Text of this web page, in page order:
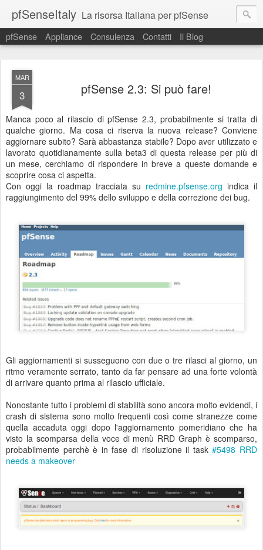
pfSenseItaly La risorsa Italiana per pfSense
pfSense Appliance Consulenza Contatti Il Blog
MAR
3 pfSense 2.3: Si può fare!
Manca poco al rilascio di pfSense 2.3, probabilmente si tratta di
qualche giorno. Ma cosa ci riserva la nuova release? Conviene
aggiornare subito? Sarà abbastanza stabile? Dopo aver utilizzato e
lavorato quotidianamente sulla beta3 di questa release per più di
un mese, cerchiamo di rispondere in breve a queste domande e
scoprire cosa ci aspetta.
Con oggi la roadmap tracciata su redmine.pfsense.org indica il
raggiungimento del 99% dello sviluppo e della correzione dei bug.
Gli aggiornamenti si susseguono con due o tre rilasci al giorno, un
ritmo veramente serrato, tanto da far pensare ad una forte volontà
di arrivare quanto prima al rilascio ufficiale.
Nonostante tutto i problemi di stabilità sono ancora molto evidendi, i
crash di sistema sono molto frequenti così come stranezze come
quella accaduta oggi dopo l'aggiornamento pomeridiano che ha
visto la scomparsa della voce di menù RRD Graph è scomparso,
probabilmente perchè è in fase di risoluzione il task#5498 RRD
needs a makeover